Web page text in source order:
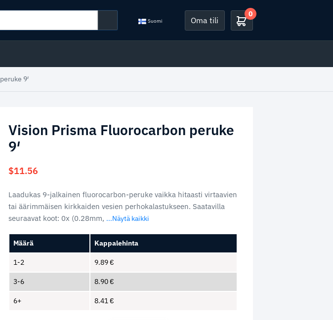
Suomi Oma tili
0
9′
Vision Prisma Fluorocarbon peruke
9′
$11.56
Laadukas 9-jalkainen fluorocarbon-peruke vaikka hitaasti virtaavien
tai äärimmäisen kirkkaiden vesien perhokalastukseen. Saatavilla
seuraavat koot: 0x (0.28mm, ...Näytä kaikki
Määrä Kappalehinta
1-2 9.89€
3-6 8.90€
6+ 8.41€